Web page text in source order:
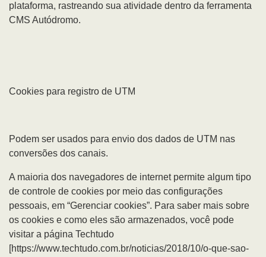
plataforma, rastreando sua atividade dentro da ferramenta
CMS Autódromo.
Cookies para registro de UTM
Podem ser usados para envio dos dados de UTM nas
conversões dos canais.
A maioria dos navegadores de internet permite algum tipo
de controle de cookies por meio das configurações
pessoais, em “Gerenciar cookies”. Para saber mais sobre
os cookies e como eles são armazenados, você pode
visitar a página Techtudo
[https://www.techtudo.com.br/noticias/2018/10/o-que-sao-